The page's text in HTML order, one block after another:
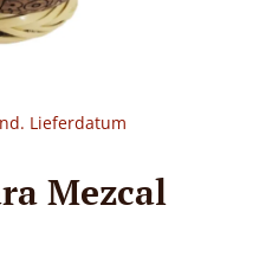
Lieferdatum
Mezcal